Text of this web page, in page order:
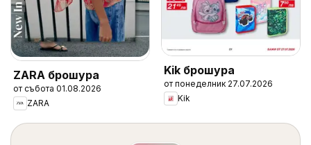
ZARA брошура
от събота 01.08.2026
ZARA
Kik брошура
от понеделник 27.07.2026
Kik